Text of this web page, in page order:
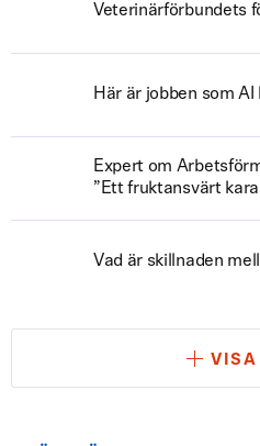
Veterinärförbundets
Här är jobben som
Expert om
”Ett fruktansvärt
Vad är skillnaden
VISA